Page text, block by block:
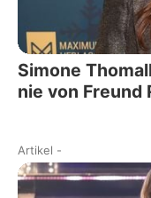
Simone
nie von Freund
Artikel -